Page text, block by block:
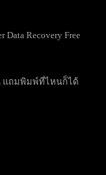
Recovery Free
น แถมพิมพ์ที่ไหนก็ได้